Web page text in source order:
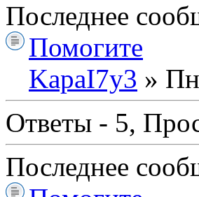
Последнее
Помогите
KapaI7y3 »
Ответы - 5,
Последнее